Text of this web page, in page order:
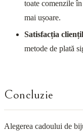
toate comenzile
mai ușoare.
Satisfacția
metode de plată
Concluzie
Alegerea cadoului de